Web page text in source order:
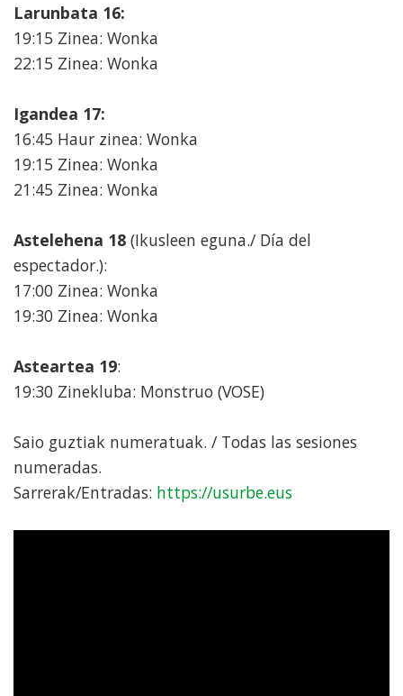
Larunbata 16:
19:15 Zinea: Wonka
22:15 Zinea: Wonka
Igandea 17:
16:45 Haur zinea: Wonka
19:15 Zinea: Wonka
21:45 Zinea: Wonka
Astelehena 18 (Ikusleen eguna./ Día del
espectador.):
17:00 Zinea: Wonka
19:30 Zinea: Wonka
Asteartea 19:
19:30 Zinekluba: Monstruo (VOSE)
Saio guztiak numeratuak. / Todas las sesiones
numeradas.
Sarrerak/Entradas: https://usurbe.eus